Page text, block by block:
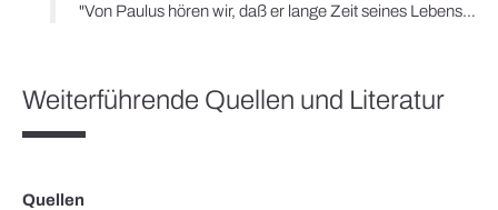
"Von Paulus hören wir, daß er lange Zeit seines Lebens auf einem anderen Wege die Klarheit Gottes suchte, auf dem Weg des jüdischen Gesetzes. Er fand dort das starre, kalte Gebet, das nichts anderes vermag als unbarmherzig dem Menschen seine große Gottesferne zu zeigen. Gott, die Klarheit Gottes, fand er nicht. […] Er ist geschlagen, […] gesteinigt […]. In steter Lebensgefahr schwebte er durch Mörder, Juden, Heiden und Verräter. […] Paulus sieht an sich selber ein Bild von dem Tode, in den sein Herr gegeben wurde, und auch die Gewißheit trägt sein Wort in sich, daß auch ihn dasselbe Ende nicht erspart bleiben wird, der Tod durch die Hand seiner Feinde."
Weiterführende Quellen und Literatur
Quellen